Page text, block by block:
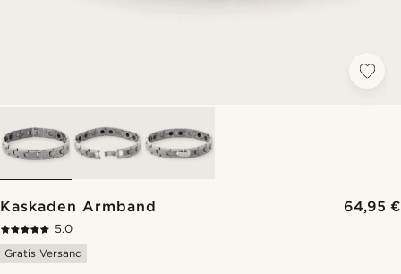
Kaskaden Armband 64,95 €
5.0
Gratis Versand